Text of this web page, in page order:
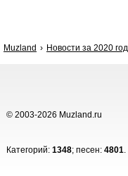
Muzland Новости за 2020 год
© 2003-2026 Muzland.ru
Категорий: 1348; песен: 4801.